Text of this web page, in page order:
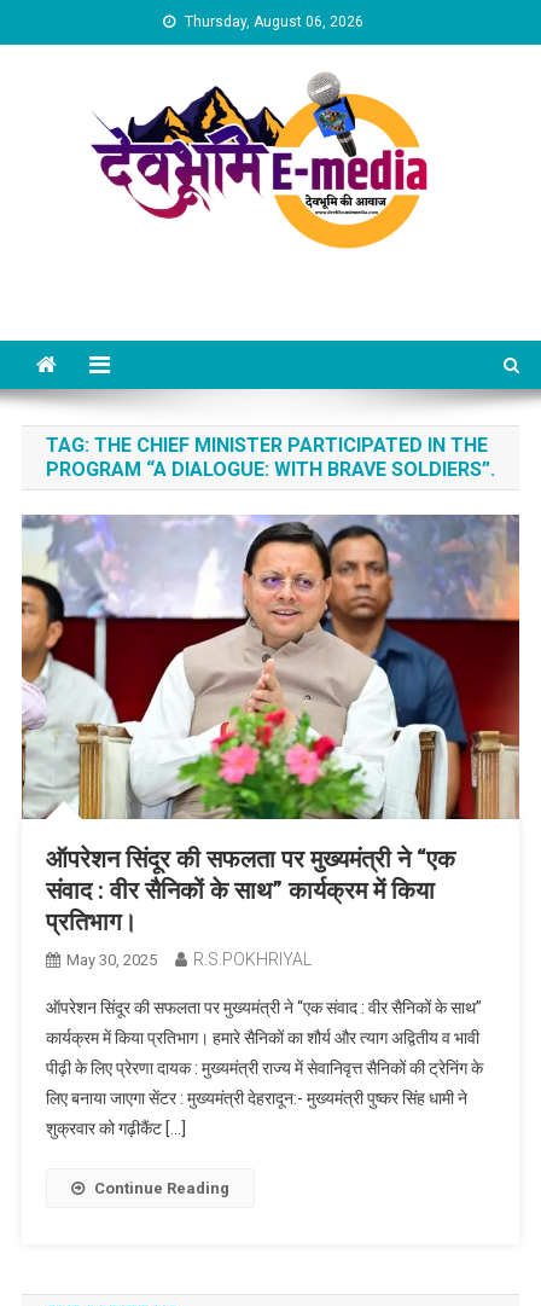
to
Thursday, August 06, 2026
TAG: THE CHIEF MINISTER PARTICIPATED IN THE
PROGRAM “A DIALOGUE: WITH BRAVE SOLDIERS”.
ऑपरेशन सिंदूर की सफलता पर मुख्यमंत्री ने “एक
संवाद : वीर सैनिकों के साथ” कार्यक्रम में किया
प्रतिभाग।
May 30, 2025 R.S.POKHRIYAL
ऑपरेशन सिंदूर की सफलता पर मुख्यमंत्री ने “एक संवाद : वीर सैनिकों के साथ”
कार्यक्रम में किया प्रतिभाग। हमारे सैनिकों का शौर्य और त्याग अद्वितीय व भावी
पीढ़ी के लिए प्रेरणा दायक : मुख्यमंत्री राज्य में सेवानिवृत्त सैनिकों की ट्रेनिंग के
लिए बनाया जाएगा सेंटर : मुख्यमंत्री देहरादून:- मुख्यमंत्री पुष्कर सिंह धामी ने
शुक्रवार को गढ़ीकैंट […]
Continue Reading